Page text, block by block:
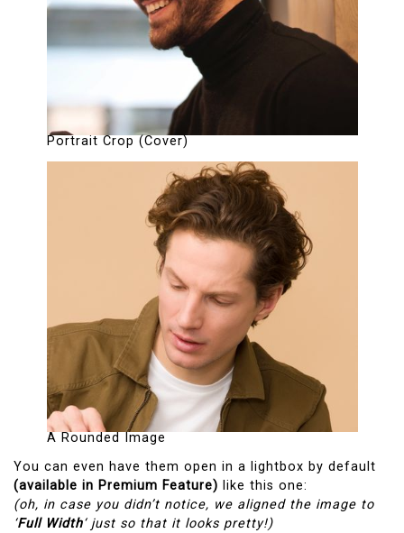
Portrait Crop (Cover)
A Rounded Image
You can even have them open in a lightbox by default
(available in Premium Feature) like this one:
(oh, in case you didn’t notice, we aligned the image to
‘Full Width‘ just so that it looks pretty!)